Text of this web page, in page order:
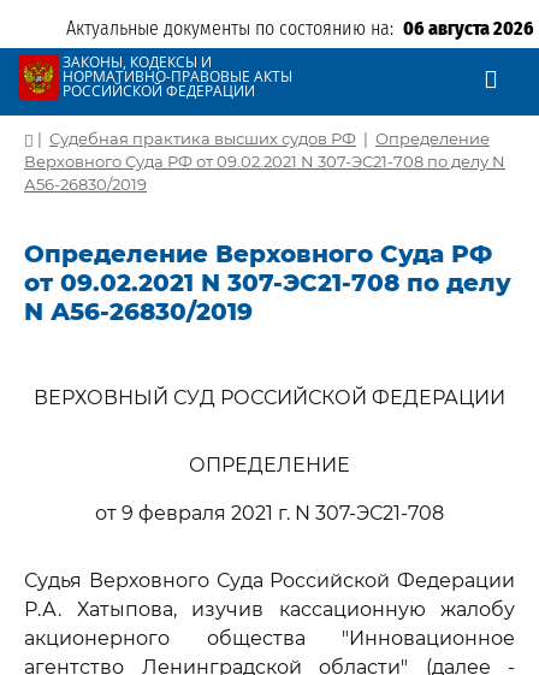
Актуальные документы по состоянию на: 06 августа 2026
ЗАКОНЫ, КОДЕКСЫ И
НОРМАТИВНО-ПРАВОВЫЕ АКТЫ
РОССИЙСКОЙ ФЕДЕРАЦИИ
| Судебная практика высших судов РФ | Определение
Верховного Суда РФ от 09.02.2021 N 307-ЭС21-708 по делу N
А56-26830/2019
Определение Верховного Суда РФ
от 09.02.2021 N 307-ЭС21-708 по делу
N А56-26830/2019
ВЕРХОВНЫЙ СУД РОССИЙСКОЙ ФЕДЕРАЦИИ
ОПРЕДЕЛЕНИЕ
от 9 февраля 2021 г. N 307-ЭС21-708
Судья Верховного Суда Российской Федерации
Р.А. Хатыпова, изучив кассационную жалобу
акционерного общества "Инновационное
агентство Ленинградской области" (далее -